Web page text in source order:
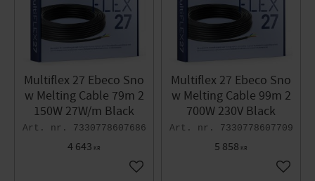
Multiflex 27 Ebeco Sno
w Melting Cable 79m 2
150W 27W/m Black
7330778607686
4 643 KR
Add to favorites
Multiflex 27 Ebeco Sno
w Melting Cable 99m 2
700W 230V Black
7330778607709
5 858 KR
Add